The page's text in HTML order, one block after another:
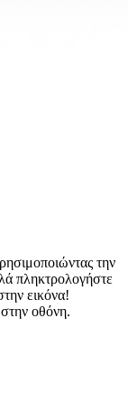
την
πληκτρολογήστε
εικόνα!
οθόνη.